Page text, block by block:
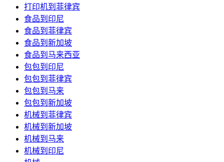
打印机到菲律宾
食品到印尼
食品到菲律宾
食品到新加坡
食品到马来西亚
包包到印尼
包包到菲律宾
包包到马来
包包到新加坡
机械到菲律宾
机械到新加坡
机械到马来
机械到印尼